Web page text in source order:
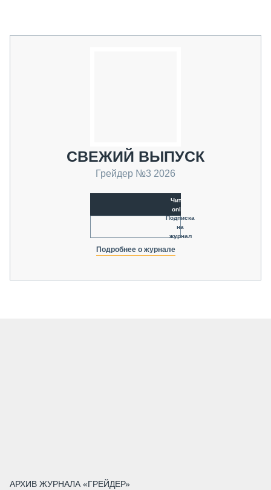
СВЕЖИЙ ВЫПУСК
Грейдер №3 2026
Читать
online
Подписка
на
журнал
Подробнее о журнале
АРХИВ ЖУРНАЛА «ГРЕЙДЕР»